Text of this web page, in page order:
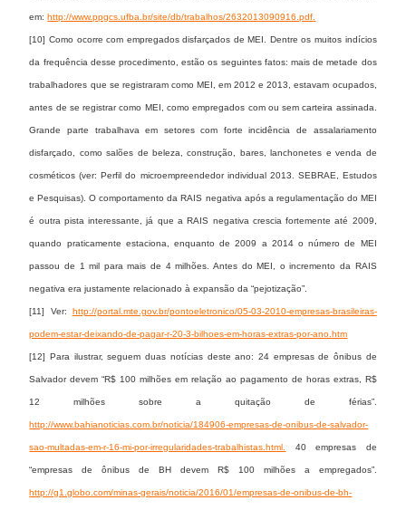
em:http://www.ppgcs.ufba.br/site/db/trabalhos/2632013090916.pdf
[10] Como ocorre com empregados disfarçados de MEI. Dentre os muitos indícios
da frequência desse procedimento, estão os seguintes fatos: mais de metade dos
trabalhadores que se registraram como MEI, em 2012 e 2013, estavam ocupados,
antes de se registrar como MEI, como empregados com ou sem carteira assinada.
Grande parte trabalhava em setores com forte incidência de assalariamento
disfarçado, como salões de beleza, construção, bares, lanchonetes e venda de
cosméticos (ver: Perfil do microempreendedor individual 2013. SEBRAE, Estudos
e Pesquisas). O comportamento da RAIS negativa após a regulamentação do MEI
é outra pista interessante, já que a RAIS negativa crescia fortemente até 2009,
quando praticamente estaciona, enquanto de 2009 a 2014 o número de MEI
passou de 1 mil para mais de 4 milhões. Antes do MEI, o incremento da RAIS
negativa era justamente relacionado à expansão da “pejotização”.
[11] Ver: http://portal.mte.gov.br/pontoeletronico/05-03-2010-empresas-brasileiras-
podem-estar-deixando-de-pagar-r-20-3-bilhoes-em-horas-extras-por-ano.htm
[12] Para ilustrar, seguem duas notícias deste ano: 24 empresas de ônibus de
Salvador devem “R$ 100 milhões em relação ao pagamento de horas extras, R$
12 milhões sobre a quitação de férias”.
http://www.bahianoticias.com.br/noticia/184906-empresas-de-onibus-de-salvador-
sao-multadas-em-r-16-mi-por-irregularidades-trabalhistas.html. 40 empresas de
“empresas de ônibus de BH devem R$ 100 milhões a empregados”.
http://g1.globo.com/minas-gerais/noticia/2016/01/empresas-de-onibus-de-bh-